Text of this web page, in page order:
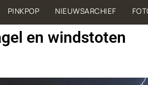
PINKPOP NIEUWSARCHIEF
en windstoten